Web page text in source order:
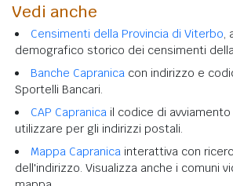
Vedi anche
Censimenti della Provincia di Viterbo,
demografico storico dei censimenti
Banche Capranica con indirizzo e
Sportelli Bancari.
CAP Capranica il codice di
utilizzare per gli indirizzi postali.
Mappa Capranica interattiva con
dell'indirizzo. Visualizza anche i comuni